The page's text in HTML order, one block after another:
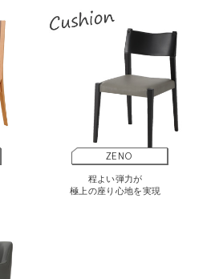
ZENO
程よい弾力が
極上の座り心地を実現